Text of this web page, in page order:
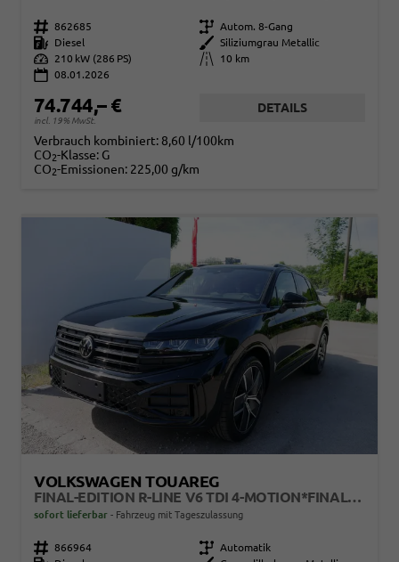
Fahrzeugnr. 862685 Getriebe Autom. 8-Gang
Kraftstoff
Diesel Außenfarbe
Siliziumgrau Metallic
Leistung
210 kW (286 PS) Kilometerstand
10 km
08.01.2026
74.744,– €
incl. 19% MwSt.
DETAILS
Verbrauch kombiniert: 8,60 l/100km
CO2-Klasse: G
CO2-Emissionen: 225,00 g/km
VOLKSWAGEN TOUAREG
FINAL-EDITION R-LINE V6 TDI 4-MOTION*FINAL-EDITION*AHK-SCHWENKBAR*NAVI*ACC*PDC*LED*SHZ*21-ZOLL
sofort lieferbar Fahrzeug mit Tageszulassung
Fahrzeugnr. 866964 Getriebe Automatik